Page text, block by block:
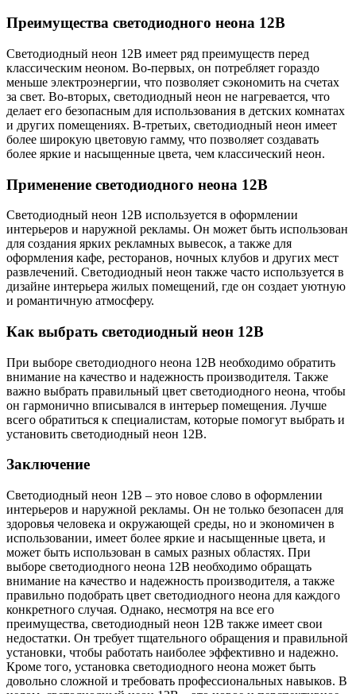
Преимущества светодиодного неона 12В
Светодиодный неон 12В имеет ряд преимуществ перед
классическим неоном. Во-первых, он потребляет гораздо
меньше электроэнергии, что позволяет сэкономить на счетах
за свет. Во-вторых, светодиодный неон не нагревается, что
делает его безопасным для использования в детских комнатах
и других помещениях. В-третьих, светодиодный неон имеет
более широкую цветовую гамму, что позволяет создавать
более яркие и насыщенные цвета, чем классический неон.
Применение светодиодного неона 12В
Светодиодный неон 12В используется в оформлении
интерьеров и наружной рекламы. Он может быть использован
для создания ярких рекламных вывесок, а также для
оформления кафе, ресторанов, ночных клубов и других мест
развлечений. Светодиодный неон также часто используется в
дизайне интерьера жилых помещений, где он создает уютную
и романтичную атмосферу.
Как выбрать светодиодный неон 12В
При выборе светодиодного неона 12В необходимо обратить
внимание на качество и надежность производителя. Также
важно выбрать правильный цвет светодиодного неона, чтобы
он гармонично вписывался в интерьер помещения. Лучше
всего обратиться к специалистам, которые помогут выбрать и
установить светодиодный неон 12В.
Заключение
Светодиодный неон 12В – это новое слово в оформлении
интерьеров и наружной рекламы. Он не только безопасен для
здоровья человека и окружающей среды, но и экономичен в
использовании, имеет более яркие и насыщенные цвета, и
может быть использован в самых разных областях. При
выборе светодиодного неона 12В необходимо обращать
внимание на качество и надежность производителя, а также
правильно подобрать цвет светодиодного неона для каждого
конкретного случая. Однако, несмотря на все его
преимущества, светодиодный неон 12В также имеет свои
недостатки. Он требует тщательного обращения и правильной
установки, чтобы работать наиболее эффективно и надежно.
Кроме того, установка светодиодного неона может быть
довольно сложной и требовать профессиональных навыков. В